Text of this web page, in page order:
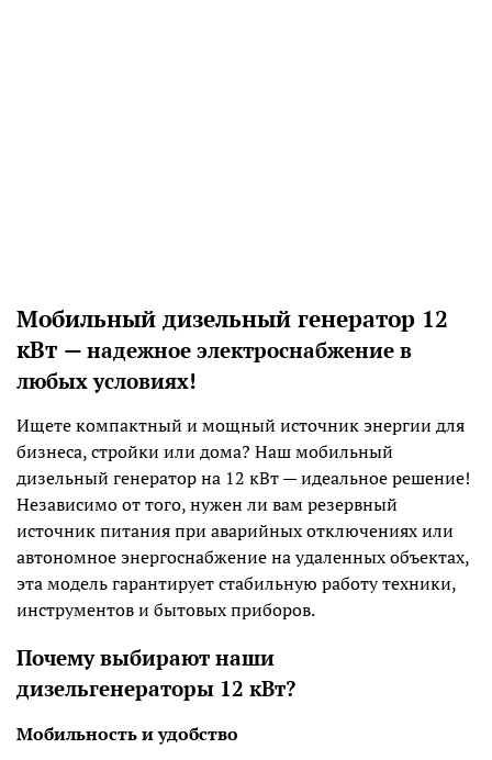
Мобильный дизельный генератор 12
кВт — надежное электроснабжение в
любых условиях!
Ищете компактный и мощный источник энергии для
бизнеса, стройки или дома? Наш мобильный
дизельный генератор на 12 кВт — идеальное решение!
Независимо от того, нужен ли вам резервный
источник питания при аварийных отключениях или
автономное энергоснабжение на удаленных объектах,
эта модель гарантирует стабильную работу техники,
инструментов и бытовых приборов.
Почему выбирают наши
дизельгенераторы 12 кВт?
Мобильность и удобство